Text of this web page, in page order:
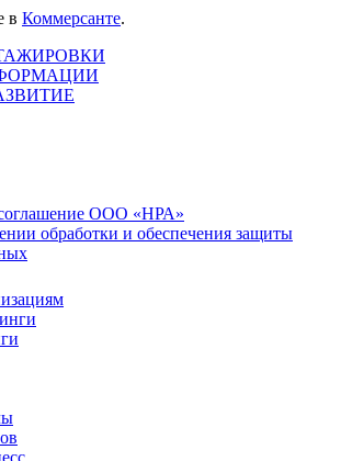
в Коммерсанте.
соглашение ООО «НРА»
обработки и обеспечения защиты